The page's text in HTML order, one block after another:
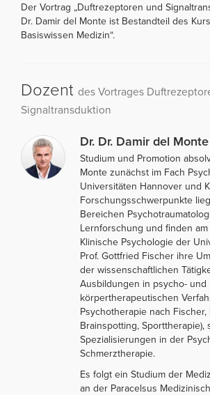
Der Vortrag „Duftrezeptoren und
Dr. Damir del Monte ist Bestandteil des
Basiswissen Medizin“.
Dozent des Vortrages
Signaltransduktion
Dr. Dr. Damir del Monte
Studium und Promotion
Monte zunächst im Fach
Universitäten Hannover und
Forschungsschwerpunkte
Bereichen
Lernforschung und finden
Klinische Psychologie der
Prof. Gottfried Fischer ihre
der wissenschaftlichen
Ausbildungen in psycho- und
körpertherapeutischen
Psychotherapie nach Fischer,
Brainspotting, Sporttherapie),
Spezialisierungen in der
Schmerztherapie.
Es folgt ein Studium der
an der Paracelsus